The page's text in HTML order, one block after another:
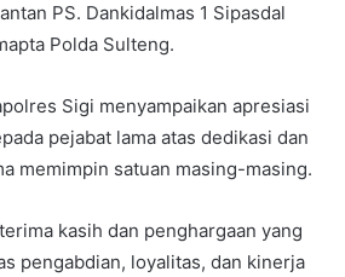
PS. Dankidalmas 1 Sipasdal
Polda Sulteng.
Sigi menyampaikan apresiasi
pejabat lama atas dedikasi dan
memimpin satuan masing-masing.
kasih dan penghargaan yang
pengabdian, loyalitas, dan kinerja